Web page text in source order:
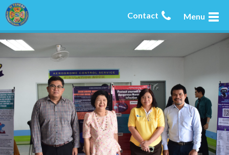
Menu
Contact